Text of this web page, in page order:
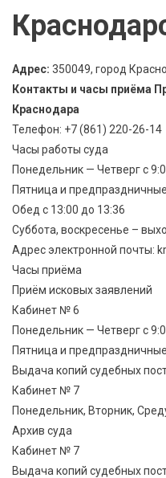
Адрес: 350049, город
Контакты и часы приёма
Краснодара
Телефон: +7 (861) 220-26-14
Часы работы суда
Понедельник — Четверг с
Пятница и
Обед с 13:00 до 13:36
Суббота, воскресенье –
Адрес электронной почты:
Часы приёма
Приём исковых заявлений
Кабинет № 6
Понедельник — Четверг с
Пятница и
Выдача копий судебных
Кабинет № 7
Понедельник, Вторник,
Архив суда
Кабинет № 7
Выдача копий судебных